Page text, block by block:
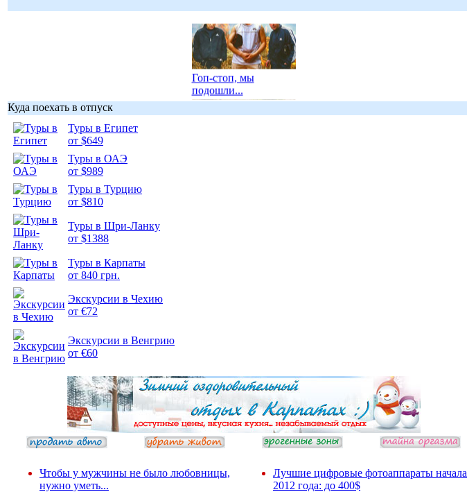
Гоп-стоп, мы
подошли...
Куда поехать в отпуск
Туры в Египет
от $649
Туры в ОАЭ
от $989
Туры в Турцию
от $810
Туры в Шри-Ланку
от $1388
Туры в Карпаты
от 840 грн.
Экскурсии в Чехию
от €72
Экскурсии в Венгрию
от €60
Чтобы у мужчины не было любовницы,
нужно уметь...
Лучшие цифровые фотоаппараты начала
2012 года: до 400$